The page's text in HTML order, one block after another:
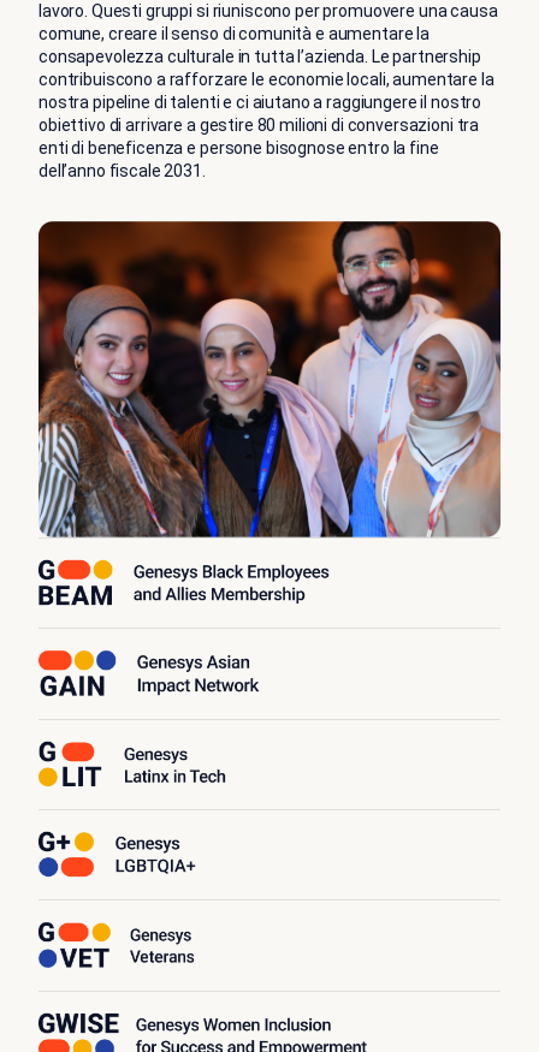
lavoro. Questi gruppi si riuniscono per promuovere una causa
comune, creare il senso di comunità e aumentare la
consapevolezza culturale in tutta l’azienda. Le partnership
contribuiscono a rafforzare le economie locali, aumentare la
nostra pipeline di talenti e ci aiutano a raggiungere il nostro
obiettivo di arrivare a gestire 80 milioni di conversazioni tra
enti di beneficenza e persone bisognose entro la fine
dell’anno fiscale 2031.